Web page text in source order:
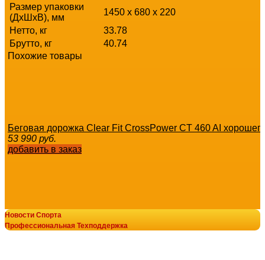
Размер упаковки
(ДхШхВ), мм
1450 x 680 x 220
Нетто, кг
33.78
Брутто, кг
40.74
Похожие товары
Беговая дорожка Clear Fit CrossPower CT 460 AI
53 990 руб.
добавить в заказ
Беговая дорожка Clear Fit CrossPower CT 400 AI s-
42 490 руб.
Новости Спорта
Профессиональная Техподдержка